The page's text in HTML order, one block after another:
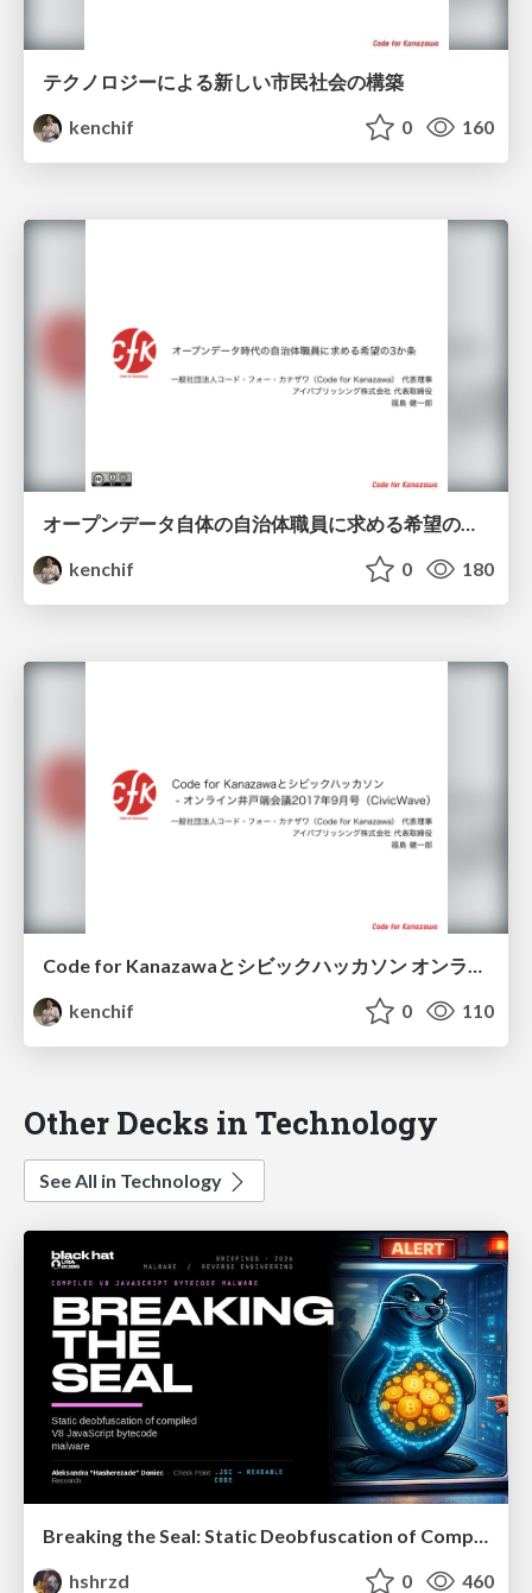
テクノロジーによる新しい市民社会の構築
kenchif
0 160
オープンデータ自体の自治体職員に求める希望の三箇条
kenchif
0 180
Code for Kanazawaとシビックハッカソン オンライン井戸端会議2017年9月号（CivicWave）
kenchif
0 110
Other Decks in Technology
See All in Technology
hshrzd
0 460